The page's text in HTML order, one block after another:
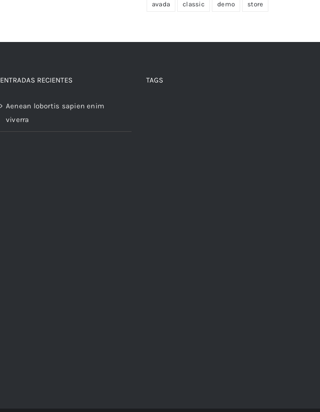
avada classic demo store
ENTRADAS RECIENTES
Aenean lobortis sapien enim
viverra
TAGS